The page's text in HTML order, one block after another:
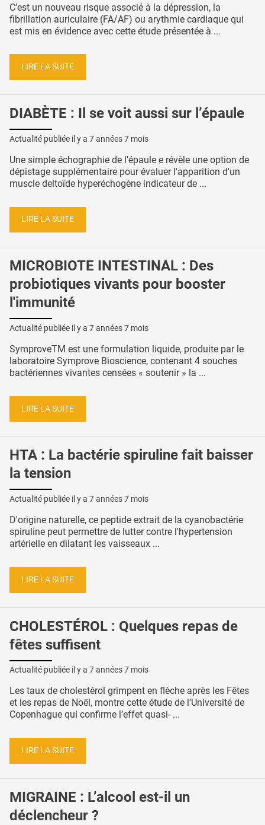
C’est un nouveau risque associé à la dépression, la
fibrillation auriculaire (FA/AF) ou arythmie cardiaque qui
est mis en évidence avec cette étude présentée à ...
LIRE LA SUITE
DIABÈTE : Il se voit aussi sur l’épaule
Actualité publiée il y a 7 années 7 mois
Une simple échographie de l’épaule e révèle une option de
dépistage supplémentaire pour évaluer l'apparition d'un
muscle deltoïde hyperéchogène indicateur de ...
LIRE LA SUITE
MICROBIOTE INTESTINAL : Des
probiotiques vivants pour booster
l'immunité
Actualité publiée il y a 7 années 7 mois
SymproveTM est une formulation liquide, produite par le
laboratoire Symprove Bioscience, contenant 4 souches
bactériennes vivantes censées « soutenir » la ...
LIRE LA SUITE
HTA : La bactérie spiruline fait baisser
la tension
Actualité publiée il y a 7 années 7 mois
D'origine naturelle, ce peptide extrait de la cyanobactérie
spiruline peut permettre de lutter contre l'hypertension
artérielle en dilatant les vaisseaux ...
LIRE LA SUITE
CHOLESTÉROL : Quelques repas de
fêtes suffisent
Actualité publiée il y a 7 années 7 mois
Les taux de cholestérol grimpent en flèche après les Fêtes
et les repas de Noël, montre cette étude de l’Université de
Copenhague qui confirme l’effet quasi- ...
LIRE LA SUITE
MIGRAINE : L’alcool est-il un
déclencheur ?